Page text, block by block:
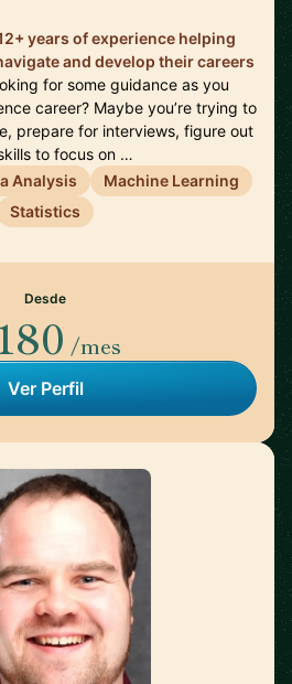
years of experience helping
and develop their careers
for some guidance as you
career? Maybe you’re trying to
prepare for interviews, figure out
to focus on …
Analysis
Machine Learning
Statistics
Desde
/mes
Ver Perfil